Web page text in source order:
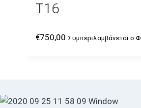
T16
€750,00 Συμπεριλαμβάνεται ο